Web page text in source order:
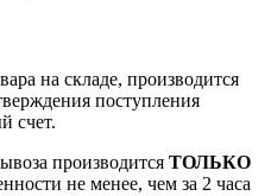
на складе, производится
поступления
счет.
производится ТОЛЬКО
не менее, чем за 2 часа